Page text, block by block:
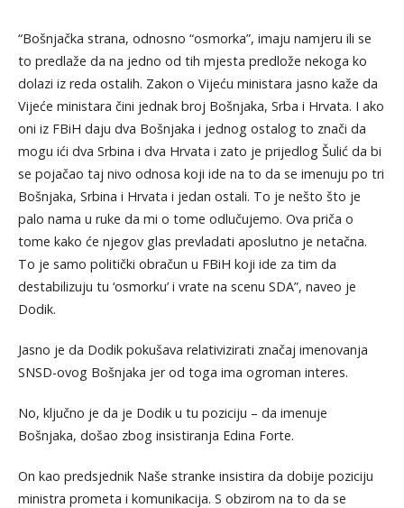
“Bošnjačka strana, odnosno “osmorka”, imaju namjeru ili se
to predlaže da na jedno od tih mjesta predlože nekoga ko
dolazi iz reda ostalih. Zakon o Vijeću ministara jasno kaže da
Vijeće ministara čini jednak broj Bošnjaka, Srba i Hrvata. I ako
oni iz FBiH daju dva Bošnjaka i jednog ostalog to znači da
mogu ići dva Srbina i dva Hrvata i zato je prijedlog Šulić da bi
se pojačao taj nivo odnosa koji ide na to da se imenuju po tri
Bošnjaka, Srbina i Hrvata i jedan ostali. To je nešto što je
palo nama u ruke da mi o tome odlučujemo. Ova priča o
tome kako će njegov glas prevladati aposlutno je netačna.
To je samo politički obračun u FBiH koji ide za tim da
destabilizuju tu ‘osmorku’ i vrate na scenu SDA”, naveo je
Dodik.
Jasno je da Dodik pokušava relativizirati značaj imenovanja
SNSD-ovog Bošnjaka jer od toga ima ogroman interes.
No, ključno je da je Dodik u tu poziciju – da imenuje
Bošnjaka, došao zbog insistiranja Edina Forte.
On kao predsjednik Naše stranke insistira da dobije poziciju
ministra prometa i komunikacija. S obzirom na to da se